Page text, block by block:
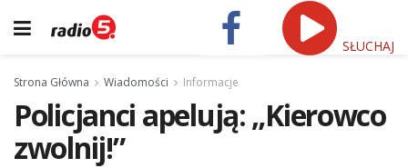
SŁUCHAJ
Strona Główna Wiadomości Informacje
Policjanci apelują: „Kierowco
zwolnij!”